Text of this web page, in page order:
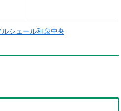
ルシェール和泉中央